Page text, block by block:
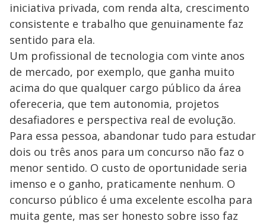
iniciativa privada, com renda alta, crescimento
consistente e trabalho que genuinamente faz
sentido para ela.
Um profissional de tecnologia com vinte anos
de mercado, por exemplo, que ganha muito
acima do que qualquer cargo público da área
ofereceria, que tem autonomia, projetos
desafiadores e perspectiva real de evolução.
Para essa pessoa, abandonar tudo para estudar
dois ou três anos para um concurso não faz o
menor sentido. O custo de oportunidade seria
imenso e o ganho, praticamente nenhum. O
concurso público é uma excelente escolha para
muita gente, mas ser honesto sobre isso faz